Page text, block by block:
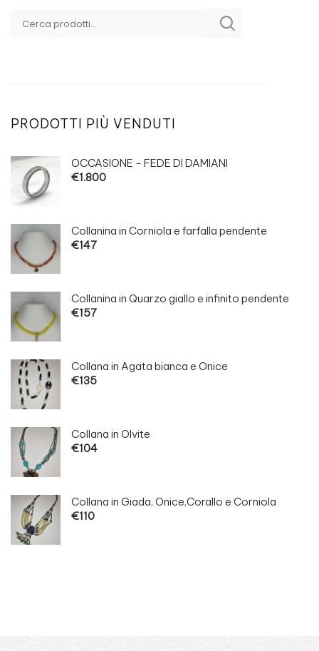
PRODOTTI PIÙ VENDUTI
OCCASIONE - FEDE DI DAMIANI
€1.800
Collanina in Corniola e farfalla pendente
€147
Collanina in Quarzo giallo e infinito pendente
€157
Collana in Agata bianca e Onice
€135
Collana in Olvite
€104
Collana in Giada, Onice,Corallo e Corniola
€110